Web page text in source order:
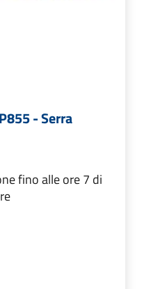
- Serra
fino alle ore 7 di